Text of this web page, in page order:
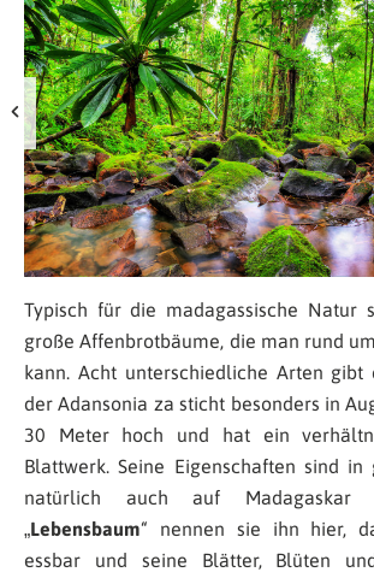
Typisch für die madagassische Natur
große Affenbrotbäume, die man rund
kann. Acht unterschiedliche Arten gibt
der Adansonia za sticht besonders in
30 Meter hoch und hat ein
Blattwerk. Seine Eigenschaften sind
natürlich auch auf Madagaskar
„Lebensbaum“ nennen sie ihn hier,
essbar und seine Blätter, Blüten